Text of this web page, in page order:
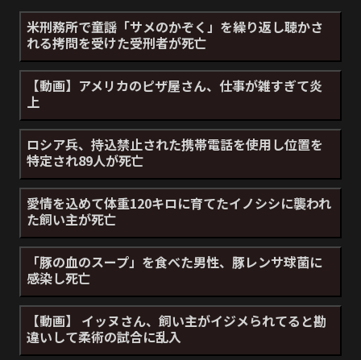
米刑務所で童謡「サメのかぞく」を繰り返し聴かさ
れる拷問を受けた受刑者が死亡
【動画】アメリカのピザ屋さん、仕事が雑すぎて炎
上
ロシア兵、持込禁止された携帯電話を使用し位置を
特定され89人が死亡
愛情を込めて体重120キロに育てたイノシシに襲われ
た飼い主が死亡
「豚の血のスープ」を食べた男性、豚レンサ球菌に
感染し死亡
【動画】 イッヌさん、飼い主がイジメられてると勘
違いして柔術の試合に乱入